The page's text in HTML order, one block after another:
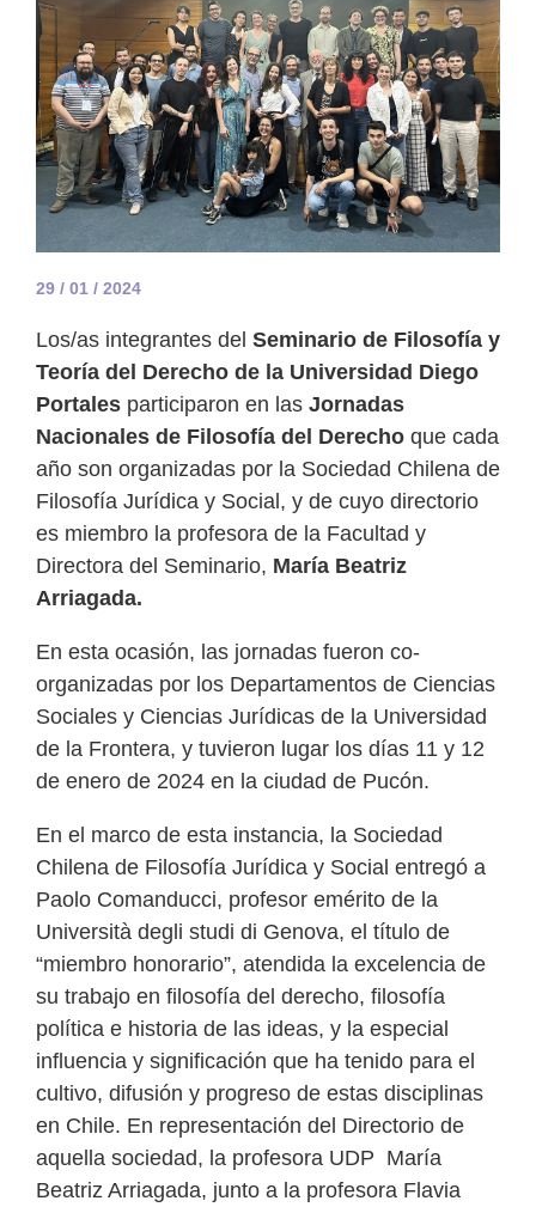
29 / 01 / 2024
Los/as integrantes del Seminario de Filosofía y
Teoría del Derecho de la Universidad Diego
Portales participaron en las Jornadas
Nacionales de Filosofía del Derecho que cada
año son organizadas por la Sociedad Chilena de
Filosofía Jurídica y Social, y de cuyo directorio
es miembro la profesora de la Facultad y
Directora del Seminario, María Beatriz
Arriagada.
En esta ocasión, las jornadas fueron co-
organizadas por los Departamentos de Ciencias
Sociales y Ciencias Jurídicas de la Universidad
de la Frontera, y tuvieron lugar los días 11 y 12
de enero de 2024 en la ciudad de Pucón.
En el marco de esta instancia, la Sociedad
Chilena de Filosofía Jurídica y Social entregó a
Paolo Comanducci, profesor emérito de la
Università degli studi di Genova, el título de
“miembro honorario”, atendida la excelencia de
su trabajo en filosofía del derecho, filosofía
política e historia de las ideas, y la especial
influencia y significación que ha tenido para el
cultivo, difusión y progreso de estas disciplinas
en Chile. En representación del Directorio de
aquella sociedad, la profesora UDP María
Beatriz Arriagada, junto a la profesora Flavia